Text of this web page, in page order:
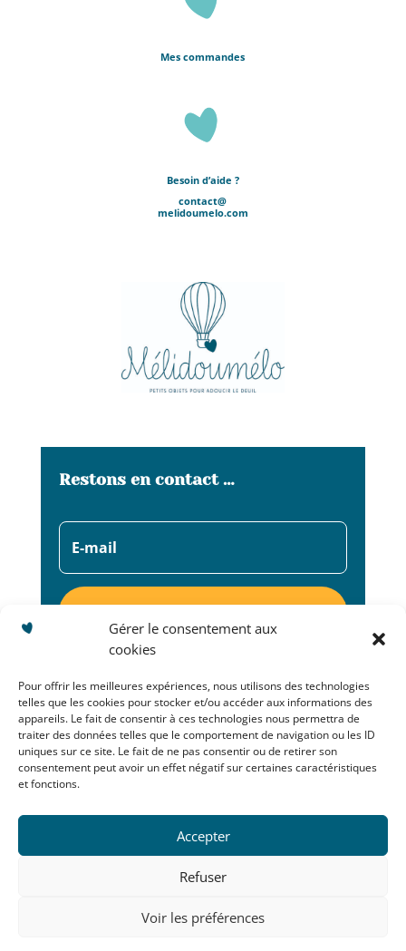
Gérer le consentement aux
cookies
Pour offrir les meilleures expériences, nous utilisons des technologies
telles que les cookies pour stocker et/ou accéder aux informations des
appareils. Le fait de consentir à ces technologies nous permettra de
traiter des données telles que le comportement de navigation ou les ID
uniques sur ce site. Le fait de ne pas consentir ou de retirer son
consentement peut avoir un effet négatif sur certaines caractéristiques
et fonctions.
Accepter
Refuser
Voir les préférences
Mes commandes
Besoin d’aide ?
contact@
melidoumelo.com
Restons en contact …
Copyright © Mélidoumelo 2022.Tous droits réservés.
d’Utilisation
Politique de protection des données